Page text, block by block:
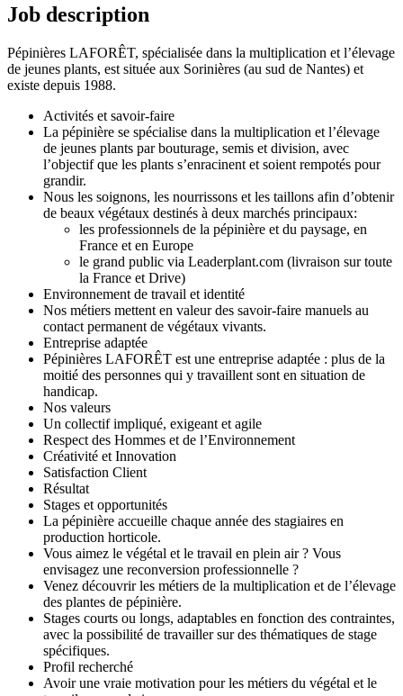
Job description
Pépinières LAFORÊT, spécialisée dans la multiplication et l’élevage
de jeunes plants, est située aux Sorinières (au sud de Nantes) et
existe depuis 1988.
Activités et savoir-faire
La pépinière se spécialise dans la multiplication et l’élevage
de jeunes plants par bouturage, semis et division, avec
l’objectif que les plants s’enracinent et soient rempotés pour
grandir.
Nous les soignons, les nourrissons et les taillons afin d’obtenir
de beaux végétaux destinés à deux marchés principaux:
les professionnels de la pépinière et du paysage, en
France et en Europe
le grand public via Leaderplant.com (livraison sur toute
la France et Drive)
Environnement de travail et identité
Nos métiers mettent en valeur des savoir-faire manuels au
contact permanent de végétaux vivants.
Entreprise adaptée
Pépinières LAFORÊT est une entreprise adaptée : plus de la
moitié des personnes qui y travaillent sont en situation de
handicap.
Nos valeurs
Un collectif impliqué, exigeant et agile
Respect des Hommes et de l’Environnement
Créativité et Innovation
Satisfaction Client
Résultat
Stages et opportunités
La pépinière accueille chaque année des stagiaires en
production horticole.
Vous aimez le végétal et le travail en plein air ? Vous
envisagez une reconversion professionnelle ?
Venez découvrir les métiers de la multiplication et de l’élevage
des plantes de pépinière.
Stages courts ou longs, adaptables en fonction des contraintes,
avec la possibilité de travailler sur des thématiques de stage
spécifiques.
Profil recherché
Avoir une vraie motivation pour les métiers du végétal et le